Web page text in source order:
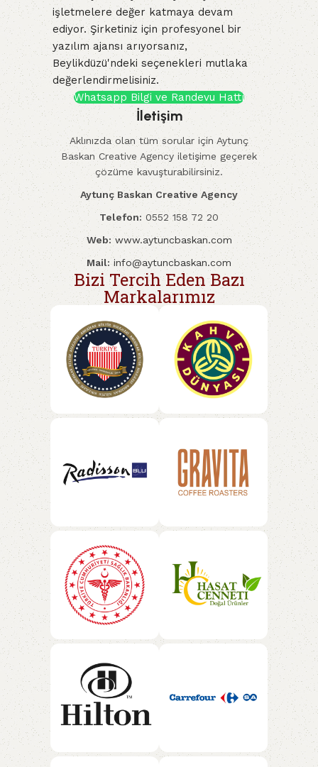
işletmelere değer katmaya devam
ediyor. Şirketiniz için profesyonel bir
yazılım ajansı arıyorsanız,
Beylikdüzü'ndeki seçenekleri mutlaka
değerlendirmelisiniz.
Whatsapp Bilgi ve Randevu Hattı
İletişim
Aklınızda olan tüm sorular için Aytunç
Baskan Creative Agency iletişime geçerek
çözüme kavuşturabilirsiniz.
Aytunç Baskan Creative Agency
Telefon: 0552 158 72 20
Web: www.aytuncbaskan.com
Mail: info@aytuncbaskan.com
Bizi Tercih Eden Bazı
Markalarımız